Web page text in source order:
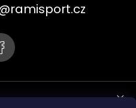
ramisport.cz